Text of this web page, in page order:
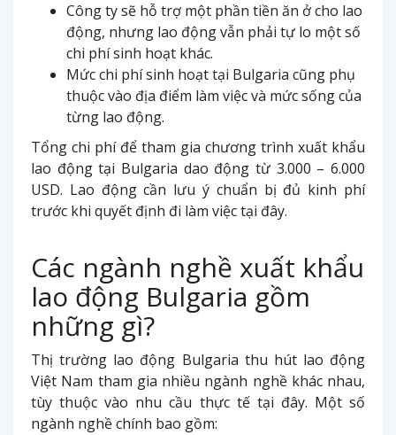
Công ty sẽ hỗ trợ một phần tiền ăn ở cho lao
động, nhưng lao động vẫn phải tự lo một số
chi phí sinh hoạt khác.
Mức chi phí sinh hoạt tại Bulgaria cũng phụ
thuộc vào địa điểm làm việc và mức sống của
từng lao động.
Tổng chi phí để tham gia chương trình xuất khẩu
lao động tại Bulgaria dao động từ 3.000 – 6.000
USD. Lao động cần lưu ý chuẩn bị đủ kinh phí
trước khi quyết định đi làm việc tại đây.
Các ngành nghề xuất khẩu
lao động Bulgaria gồm
những gì?
Thị trường lao động Bulgaria thu hút lao động
Việt Nam tham gia nhiều ngành nghề khác nhau,
tùy thuộc vào nhu cầu thực tế tại đây. Một số
ngành nghề chính bao gồm: